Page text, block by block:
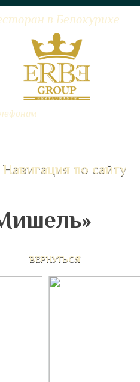
в Белокурихе
Навигация по сайту
ВЕРНУТЬСЯ